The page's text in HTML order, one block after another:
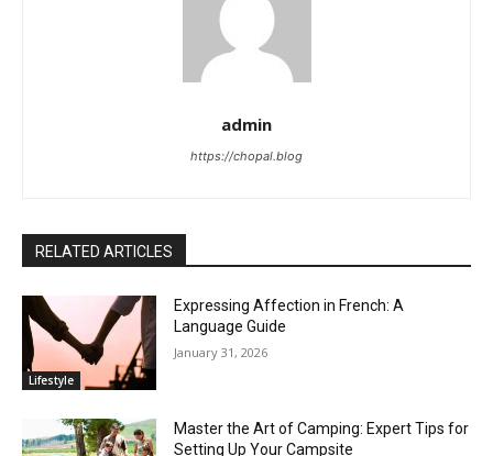
admin
https://chopal.blog
RELATED ARTICLES
Lifestyle
Expressing Affection in French: A
Language Guide
January 31, 2026
Master the Art of Camping: Expert Tips for
Setting Up Your Campsite